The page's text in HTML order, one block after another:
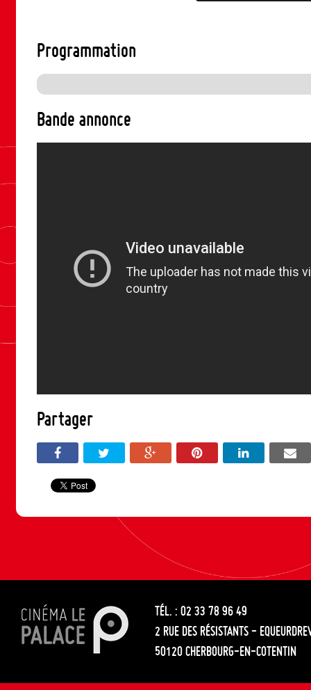
Programmation
Bande annonce
Partager
TÉL. : 02 33 78 96 49
2 RUE DES RÉSISTANTS -
50120 CHERBOURG-EN-COTENTIN